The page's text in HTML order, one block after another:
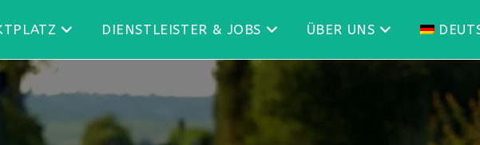
DIENSTLEISTER & JOBS ÜBER UNS